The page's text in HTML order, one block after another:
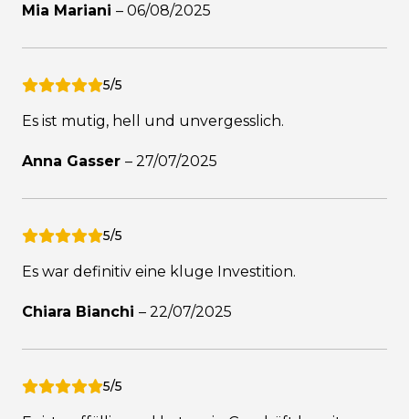
Mia Mariani – 06/08/2025
5/5
Es ist mutig, hell und unvergesslich.
Anna Gasser – 27/07/2025
5/5
Es war definitiv eine kluge Investition.
Chiara Bianchi – 22/07/2025
5/5